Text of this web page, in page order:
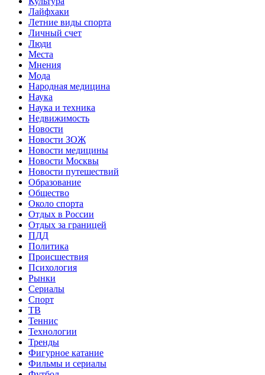
Лайфхаки
Летние виды спорта
Личный счет
Люди
Места
Мнения
Мода
Народная медицина
Наука
Наука и техника
Недвижимость
Новости
Новости ЗОЖ
Новости медицины
Новости Москвы
Новости путешествий
Образование
Общество
Около спорта
Отдых в России
Отдых за границей
ПДД
Политика
Происшествия
Психология
Рынки
Сериалы
Спорт
ТВ
Теннис
Технологии
Тренды
Фигурное катание
Фильмы и сериалы